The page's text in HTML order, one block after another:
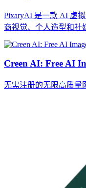
PixaryAI 是一款 AI 虚
商视觉、个人造型和社
Creen AI: Free AI
无需注册的无限高质量